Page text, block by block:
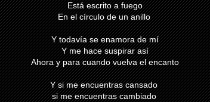
Está escrito a fuego
En el círculo de un anillo
Y todavía se enamora de mí
Y me hace suspirar así
Ahora y para cuando vuelva el encanto
Y si me encuentras cansado
si me encuentras cambiado